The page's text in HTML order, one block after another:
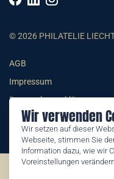
Wir verwenden
Wir setzen auf dieser
Webseite, stimmen Sie
Information dazu, wie wir
Voreinstellungen
© 2026 PHILATELIE
AGB
Impressum
Datenschutzerklärung